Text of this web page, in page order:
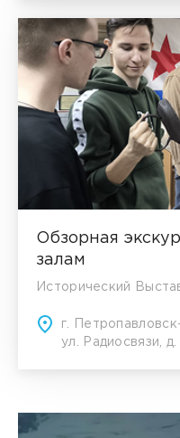
Обзорная
залам
Исторический
г.
ул. Радиосвязи, д.